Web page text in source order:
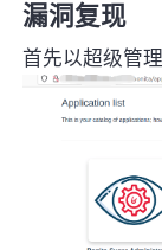
漏洞复现
首先以超级管